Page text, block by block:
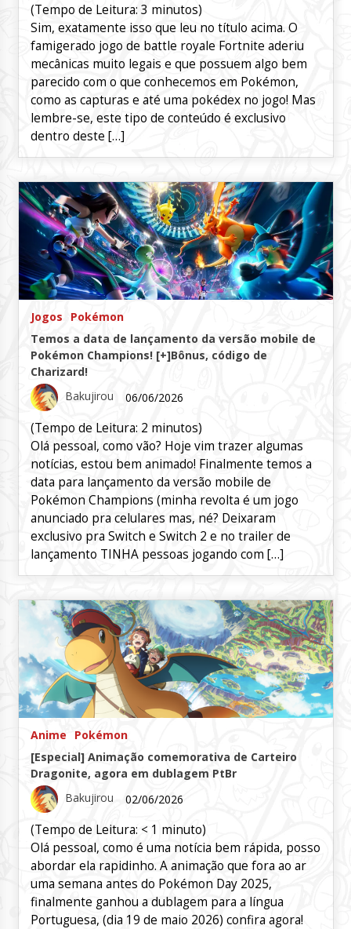
(Tempo de Leitura: 3 minutos)
Sim, exatamente isso que leu no título acima. O
famigerado jogo de battle royale Fortnite aderiu
mecânicas muito legais e que possuem algo bem
parecido com o que conhecemos em Pokémon,
como as capturas e até uma pokédex no jogo! Mas
lembre-se, este tipo de conteúdo é exclusivo
dentro deste […]
Jogos
Pokémon
Temos a data de lançamento da versão mobile de
Pokémon Champions! [+]Bônus, código de
Charizard!
Bakujirou
06/06/2026
(Tempo de Leitura: 2 minutos)
Olá pessoal, como vão? Hoje vim trazer algumas
notícias, estou bem animado! Finalmente temos a
data para lançamento da versão mobile de
Pokémon Champions (minha revolta é um jogo
anunciado pra celulares mas, né? Deixaram
exclusivo pra Switch e Switch 2 e no trailer de
lançamento TINHA pessoas jogando com […]
Anime
Pokémon
[Especial] Animação comemorativa de Carteiro
Dragonite, agora em dublagem PtBr
Bakujirou
02/06/2026
(Tempo de Leitura: < 1 minuto)
Olá pessoal, como é uma notícia bem rápida, posso
abordar ela rapidinho. A animação que fora ao ar
uma semana antes do Pokémon Day 2025,
finalmente ganhou a dublagem para a língua
Portuguesa, (dia 19 de maio 2026) confira agora!